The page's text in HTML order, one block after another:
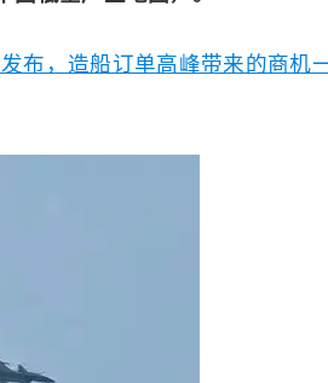
布，造船订单高峰带来的商机